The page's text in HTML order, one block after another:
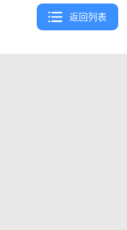
返回列表